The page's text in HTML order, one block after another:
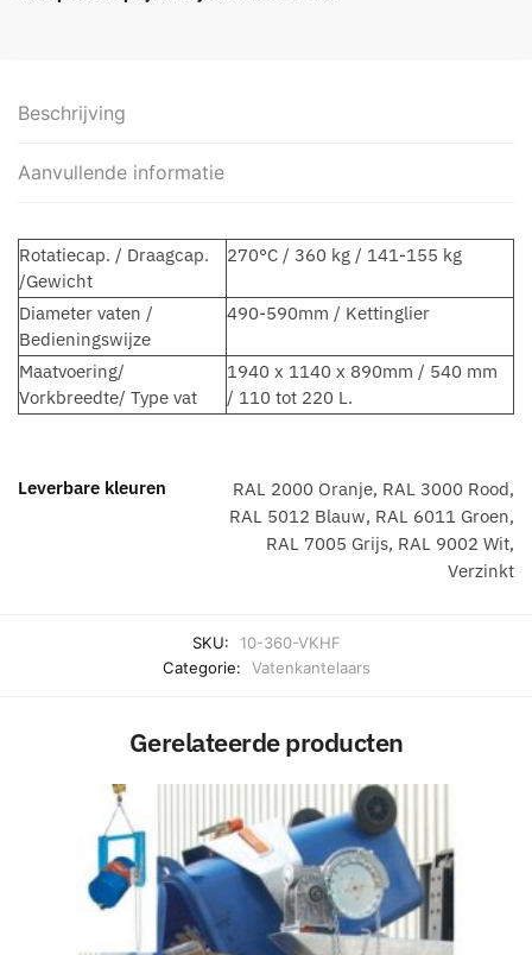
Beschrijving
Aanvullende informatie
Rotatiecap. / Draagcap.
/Gewicht
270°C / 360 kg / 141-155 kg
Diameter vaten /
Bedieningswijze
490-590mm / Kettinglier
Maatvoering/
Vorkbreedte/ Type vat
1940 x 1140 x 890mm / 540 mm
/ 110 tot 220 L.
Leverbare kleuren
RAL 2000 Oranje, RAL 3000 Rood,
RAL 5012 Blauw, RAL 6011 Groen,
RAL 7005 Grijs, RAL 9002 Wit,
Verzinkt
SKU:
10-360-VKHF
Categorie:
Vatenkantelaars
Gerelateerde producten